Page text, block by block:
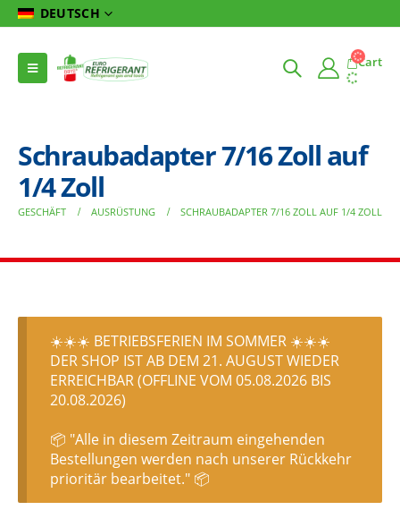
DEUTSCH
Cart
Schraubadapter 7/16 Zoll auf
1/4 Zoll
GESCHÄFT AUSRÜSTUNG SCHRAUBADAPTER 7/16 ZOLL AUF 1/4 ZOLL
☀️☀️☀️ BETRIEBSFERIEN IM SOMMER ☀️☀️☀️
DER SHOP IST AB DEM 21. AUGUST WIEDER
ERREICHBAR (OFFLINE VOM 05.08.2026 BIS
20.08.2026)
📦 "Alle in diesem Zeitraum eingehenden
Bestellungen werden nach unserer Rückkehr
prioritär bearbeitet." 📦